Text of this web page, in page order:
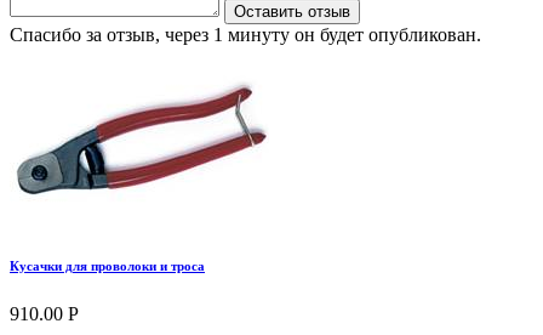
Оставить отзыв
Спасибо за отзыв, через 1 минуту он будет опубликован.
Кусачки для проволоки и троса
910.00 Р